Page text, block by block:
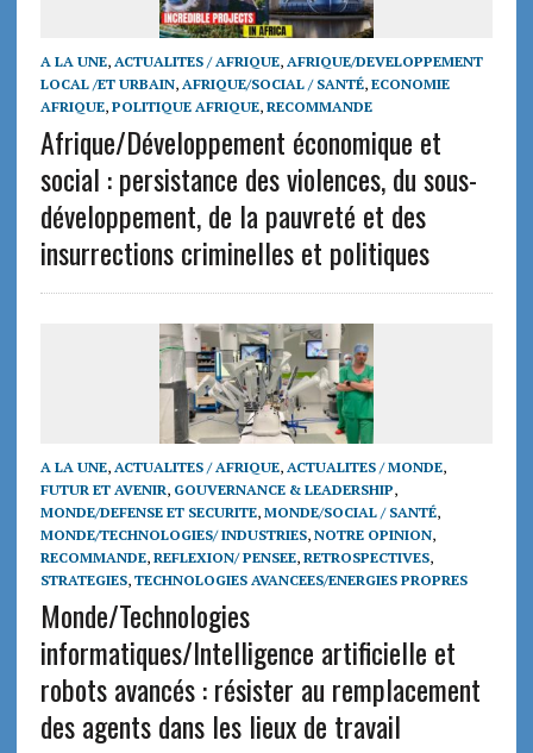
A LA UNE, ACTUALITES / AFRIQUE, AFRIQUE/DEVELOPPEMENT
LOCAL /ET URBAIN, AFRIQUE/SOCIAL / SANTÉ, ECONOMIE
AFRIQUE, POLITIQUE AFRIQUE, RECOMMANDE
Afrique/Développement économique et
social : persistance des violences, du sous-
développement, de la pauvreté et des
insurrections criminelles et politiques
A LA UNE, ACTUALITES / AFRIQUE, ACTUALITES / MONDE,
FUTUR ET AVENIR, GOUVERNANCE & LEADERSHIP,
MONDE/DEFENSE ET SECURITE, MONDE/SOCIAL / SANTÉ,
MONDE/TECHNOLOGIES/ INDUSTRIES, NOTRE OPINION,
RECOMMANDE, REFLEXION/ PENSEE, RETROSPECTIVES,
STRATEGIES, TECHNOLOGIES AVANCEES/ENERGIES PROPRES
Monde/Technologies
informatiques/Intelligence artificielle et
robots avancés : résister au remplacement
des agents dans les lieux de travail